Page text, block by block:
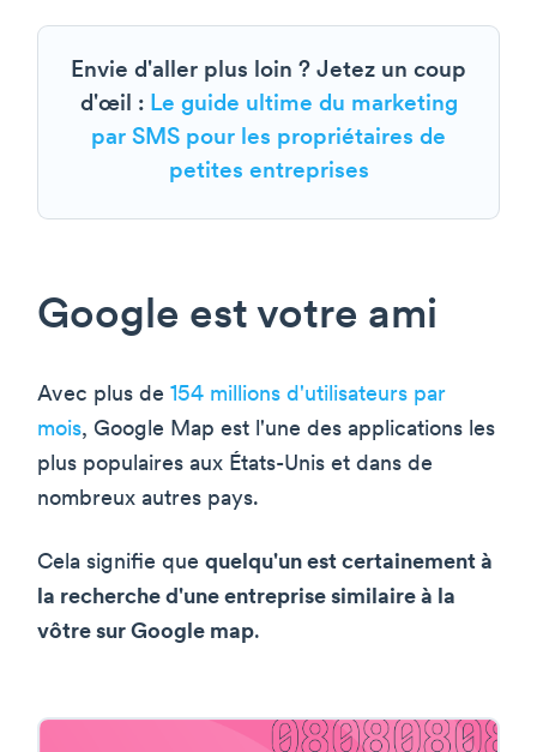
Envie d'aller plus loin ? Jetez un coup
d'œil : Le guide ultime du marketing
par SMS pour les propriétaires de
petites entreprises
Google est votre ami
Avec plus de 154 millions d'utilisateurs par
mois, Google Map est l'une des applications les
plus populaires aux États-Unis et dans de
nombreux autres pays.
Cela signifie que quelqu'un est certainement à
la recherche d'une entreprise similaire à la
vôtre sur Google map.